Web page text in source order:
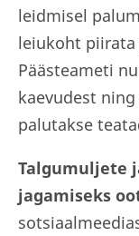
leidmisel
leiukoht piirata
Päästeameti
kaevudest
palutakse
Talgumuljete
jagamiseks